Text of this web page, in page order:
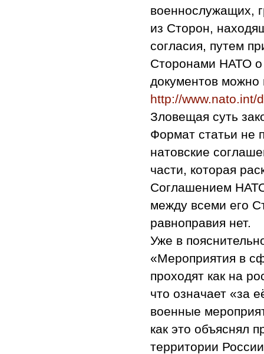
военнослужащих,
из Сторон,
согласия, путем
Сторонами НАТО о
документов можно
http://www.nato.int/
Зловещая суть
Формат статьи не
натовские
части, которая
Соглашением
между всеми его
равноправия нет.
Уже в
«Мероприятия в
проходят как на
что означает «за
военные
как это объяснял
территории